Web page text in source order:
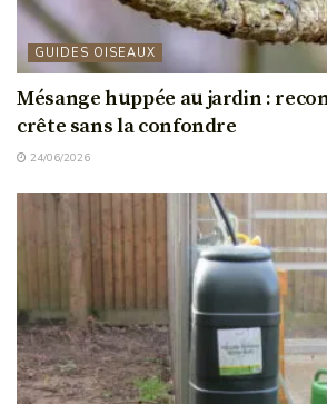
GUIDES OISEAUX
Mésange huppée au jardin :
crête sans la confondre
24/06/2026